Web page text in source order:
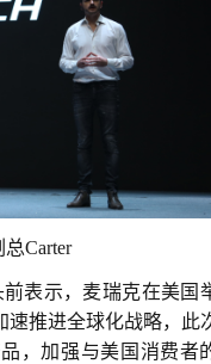
Carter
表示，麦瑞克在美国
速推进全球化战略，此
，加强与美国消费者